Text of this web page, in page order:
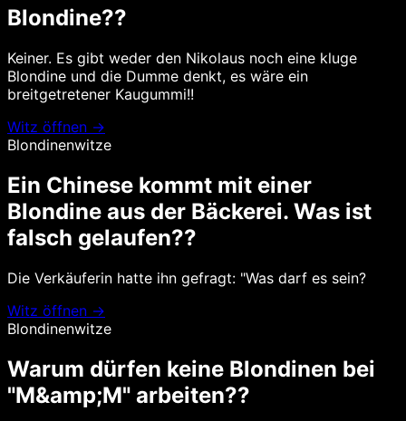
Blondine??
Keiner. Es gibt weder den Nikolaus noch eine kluge
Blondine und die Dumme denkt, es wäre ein
breitgetretener Kaugummi!!
Witz öffnen →
Blondinenwitze
Ein Chinese kommt mit einer
Blondine aus der Bäckerei. Was ist
falsch gelaufen??
Die Verkäuferin hatte ihn gefragt: "Was darf es sein?
Witz öffnen →
Blondinenwitze
Warum dürfen keine Blondinen bei
"M&amp;M" arbeiten??